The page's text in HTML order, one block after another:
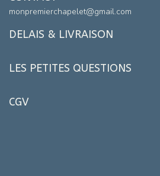
monpremierchapelet@gmail.com
DELAIS & LIVRAISON
LES PETITES QUESTIONS
CGV